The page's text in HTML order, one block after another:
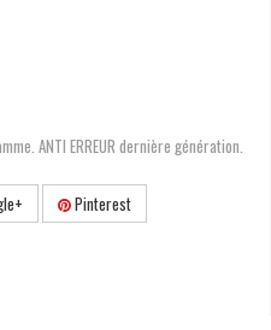
ANTI ERREUR dernière génération.
Pinterest